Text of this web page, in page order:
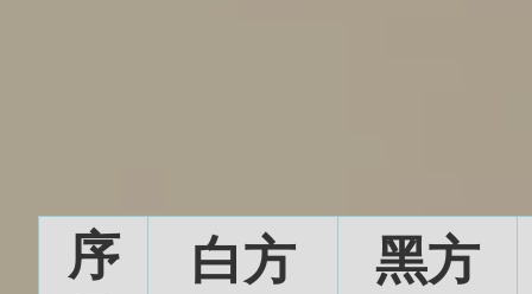
序
白方
黑方